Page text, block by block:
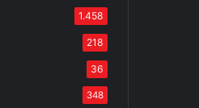
1.458
218
36
348